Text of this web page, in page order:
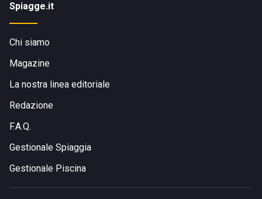
Spiagge.it
Chi siamo
Magazine
La nostra linea editoriale
Redazione
F.A.Q.
Gestionale Spiaggia
Gestionale Piscina